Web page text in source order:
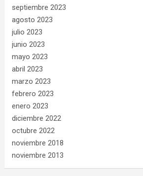
septiembre 2023
agosto 2023
julio 2023
junio 2023
mayo 2023
abril 2023
marzo 2023
febrero 2023
enero 2023
diciembre 2022
octubre 2022
noviembre 2018
noviembre 2013